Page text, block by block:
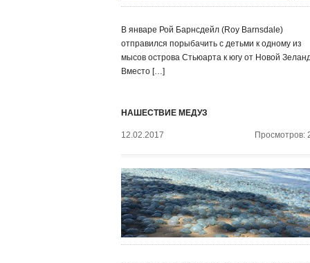
В январе Рой Барнсдейл (Roy Barnsdale)
отправился порыбачить с детьми к одному из
мысов острова Стьюарта к югу от Новой
Вместо […]
НАШЕСТВИЕ МЕДУЗ
12.02.2017 Просмотров: